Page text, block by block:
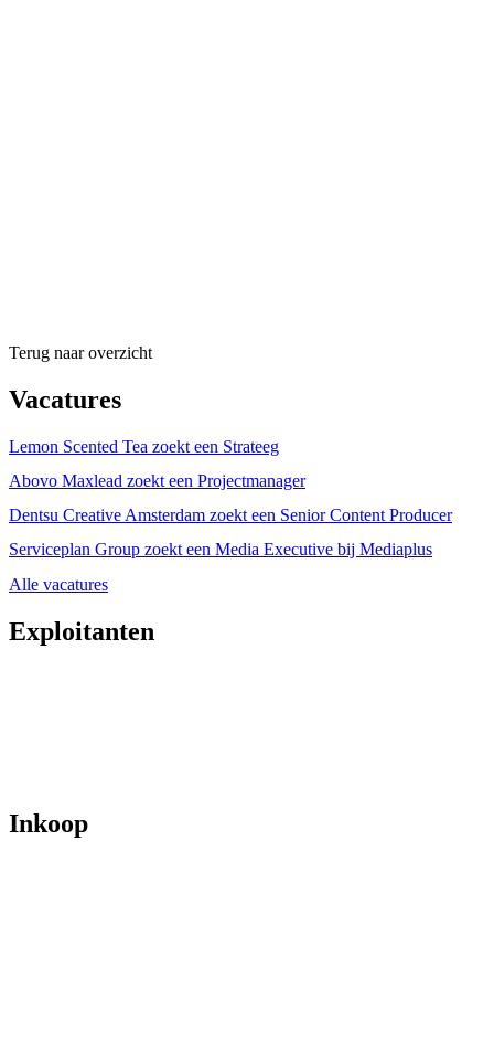
Terug naar overzicht
Vacatures
Lemon Scented Tea zoekt een Strateeg
Abovo Maxlead zoekt een Projectmanager
Dentsu Creative Amsterdam zoekt een Senior Content Producer
Serviceplan Group zoekt een Media Executive bij Mediaplus
Alle vacatures
Exploitanten
Inkoop